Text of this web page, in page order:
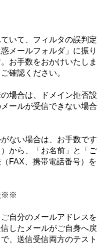
いて、フィルタの誤判定
メールフォルダ」に振り
お手数をおかけいたしま
確認ください。
場合は、ドメイン拒否設
ールが受信できない場合
ない場合は、お手数です
）から、「お名前」と「ご
FAX、携帯電話番号）を
※※
自分のメールアドレスを
したメールがご自身へ戻
、送信受信両方のテスト